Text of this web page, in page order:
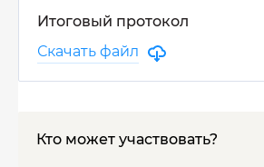
Итоговый протокол
Скачать файл
Кто может участвовать?